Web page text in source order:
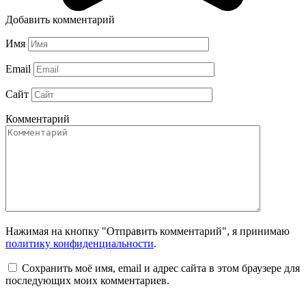
Добавить комментарий
Имя
Email
Сайт
Комментарий
Нажимая на кнопку "Отправить комментарий", я принимаю
политику конфиденциальности.
Сохранить моё имя, email и адрес сайта в этом браузере для
последующих моих комментариев.